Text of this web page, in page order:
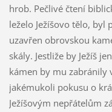
hrob. Pečlivé čtení
leželo Ježíšovo tělo, byl
uzavřen obrovskou
skály. Jestliže by Ježíš
kámen by mu zabránily
jakémukoli pokusu o
Ježíšovým nepřátelům